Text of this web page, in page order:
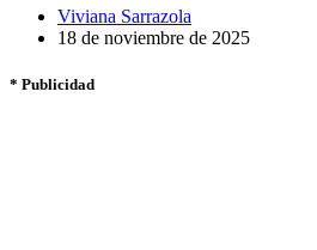
Viviana Sarrazola
18 de noviembre de 2025
* Publicidad